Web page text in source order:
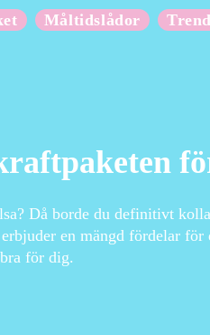
Måltidslådor
Då borde du definitivt
en mängd fördelar
för dig.